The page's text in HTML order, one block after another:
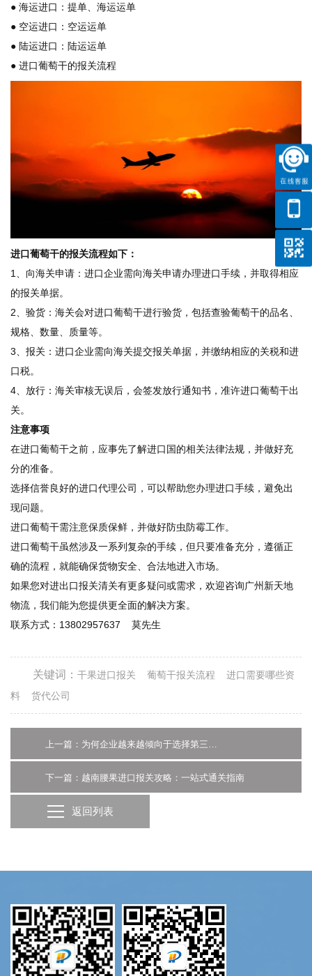
● 海运进口：提单、海运运单
● 空运进口：空运运单
● 陆运进口：陆运运单
● 进口葡萄干的报关流程
进口葡萄干的报关流程如下：
1、向海关申请：进口企业需向海关申请办理进口手续，并取得相应
的报关单据。
2、验货：海关会对进口葡萄干进行验货，包括查验葡萄干的品名、
规格、数量、质量等。
3、报关：进口企业需向海关提交报关单据，并缴纳相应的关税和进
口税。
4、放行：海关审核无误后，会签发放行通知书，准许进口葡萄干出
关。
注意事项
在进口葡萄干之前，应事先了解进口国的相关法律法规，并做好充
分的准备。
选择信誉良好的进口代理公司，可以帮助您办理进口手续，避免出
现问题。
进口葡萄干需注意保质保鲜，并做好防虫防霉工作。
进口葡萄干虽然涉及一系列复杂的手续，但只要准备充分，遵循正
确的流程，就能确保货物安全、合法地进入市场。
如果您对进出口报关清关有更多疑问或需求，欢迎咨询广州新天地
物流，我们能为您提供更全面的解决方案。
联系方式：13802957637 莫先生
关键词： 干果进口报关 葡萄干报关流程
进口需要哪些资
料
货代公司
下一篇：越南腰果进口报关攻略：一站式通关指南
返回列表